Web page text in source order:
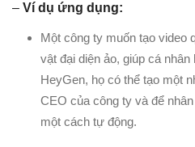
– Ví dụ ứng dụng:
Một công ty muốn tạo video
vật đại diện ảo, giúp cá
HeyGen, họ có thể tạo một
CEO của công ty và để
một cách tự động.